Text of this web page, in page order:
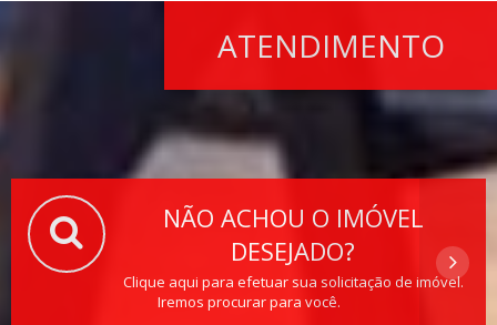
ATENDIMENTO
NÃO ACHOU O IMÓVEL
DESEJADO?
Clique aqui para efetuar sua solicitação de imóvel.
Iremos procurar para você.